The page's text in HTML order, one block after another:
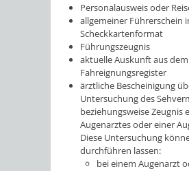
Personalausweis oder
allgemeiner Führerschein
Scheckkartenformat
Führungszeugnis
aktuelle Auskunft aus dem
Fahreignungsregister
ärztliche Bescheinigung
Untersuchung des
beziehungsweise Zeugnis
Augenarztes oder einer
Diese Untersuchung
durchführen lassen:
bei einem Augenarzt